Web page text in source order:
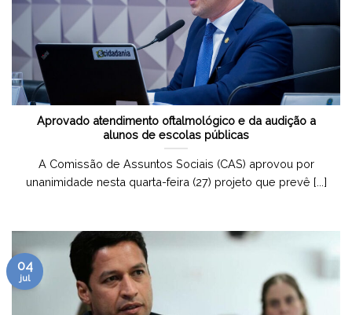
Aprovado atendimento oftalmológico e da audição a
alunos de escolas públicas
A Comissão de Assuntos Sociais (CAS) aprovou por
unanimidade nesta quarta-feira (27) projeto que prevê [...]
04
jul